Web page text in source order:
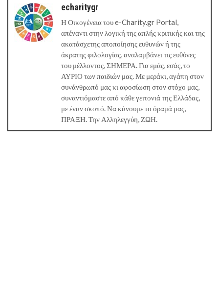
echaritygr
Η Οικογένεια του e-Charity.gr Portal,
απέναντι στην λογική της απλής κριτικής και της
ακατάσχετης αποποίησης ευθυνών ή της
άκρατης φιλολογίας, αναλαμβάνει τις ευθύνες
του μέλλοντος, ΣΗΜΕΡΑ. Για εμάς, εσάς, το
ΑΥΡΙΟ των παιδιών μας. Με μεράκι, αγάπη στον
συνάνθρωπό μας κι αφοσίωση στον στόχο μας,
συναντιόμαστε από κάθε γειτονιά της Ελλάδας,
με έναν σκοπό. Να κάνουμε το όραμά μας,
ΠΡΑΞΗ. Την Αλληλεγγύη, ΖΩΗ.